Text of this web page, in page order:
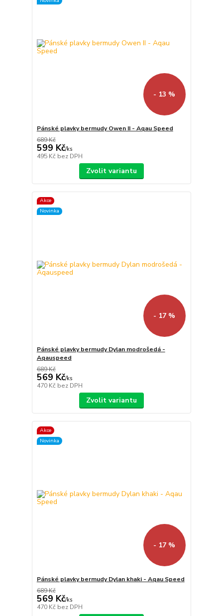
- 13 %
Pánské plavky bermudy Owen II - Aqau Speed
689 Kč
599 Kč/ks
495 Kč bez DPH
Zvolit variantu
Akce
Novinka
- 17 %
Pánské plavky bermudy Dylan modrošedá -
Aqauspeed
689 Kč
569 Kč/ks
470 Kč bez DPH
Zvolit variantu
Akce
Novinka
- 17 %
Pánské plavky bermudy Dylan khaki - Aqau Speed
689 Kč
569 Kč/ks
470 Kč bez DPH